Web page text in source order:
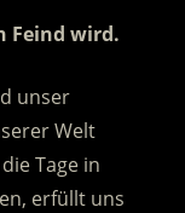
Feind wird.
unser
Welt
Tage in
erfüllt uns